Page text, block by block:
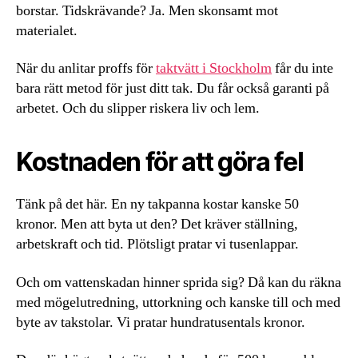
borstar. Tidskrävande? Ja. Men skonsamt mot
materialet.
När du anlitar proffs förtaktvätt i Stockholmfår du inte
bara rätt metod för just ditt tak. Du får också garanti på
arbetet. Och du slipper riskera liv och lem.
Kostnaden för att göra fel
Tänk på det här. En ny takpanna kostar kanske 50
kronor. Men att byta ut den? Det kräver ställning,
arbetskraft och tid. Plötsligt pratar vi tusenlappar.
Och om vattenskadan hinner sprida sig? Då kan du räkna
med mögelutredning, uttorkning och kanske till och med
byte av takstolar. Vi pratar hundratusentals kronor.